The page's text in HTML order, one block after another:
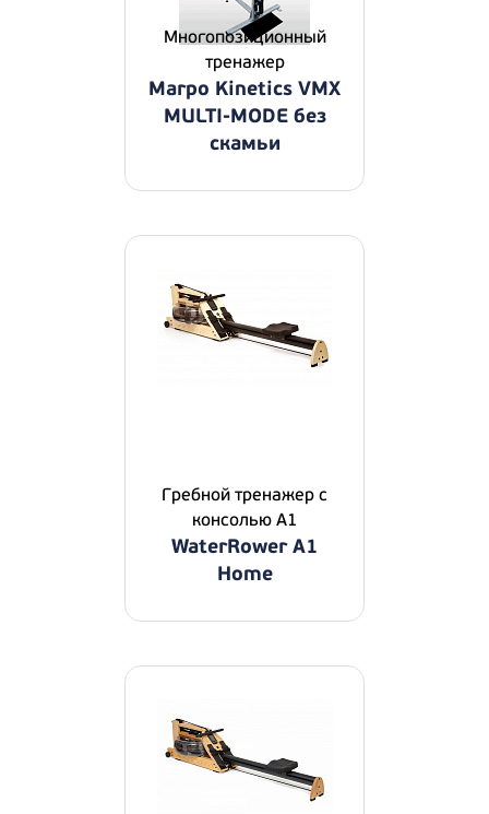
Многопозиционный
тренажер
Marpo Kinetics VMX
MULTI-MODE без
скамьи
Гребной тренажер с
консолью A1
WaterRower A1
Home